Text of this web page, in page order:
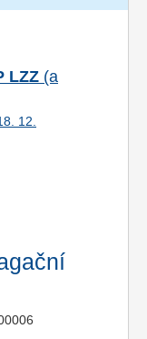
LZZ (a
12.